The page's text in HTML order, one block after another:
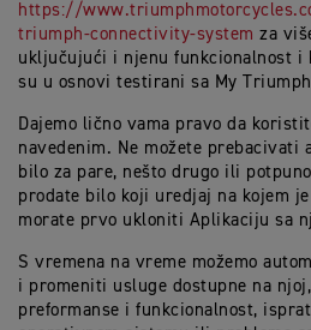
https://
triumph-connectivity-system za
uključujući i njenu funkcionalnost i
su u osnovi testirani sa My
Dajemo lično vama pravo da
navedenim. Ne možete
bilo za pare, nešto drugo ili
prodate bilo koji uredjaj na kojem
morate prvo ukloniti Aplikaciju sa
S vremena na vreme možemo
i promeniti usluge dostupne na
preformanse i funkcionalnost,